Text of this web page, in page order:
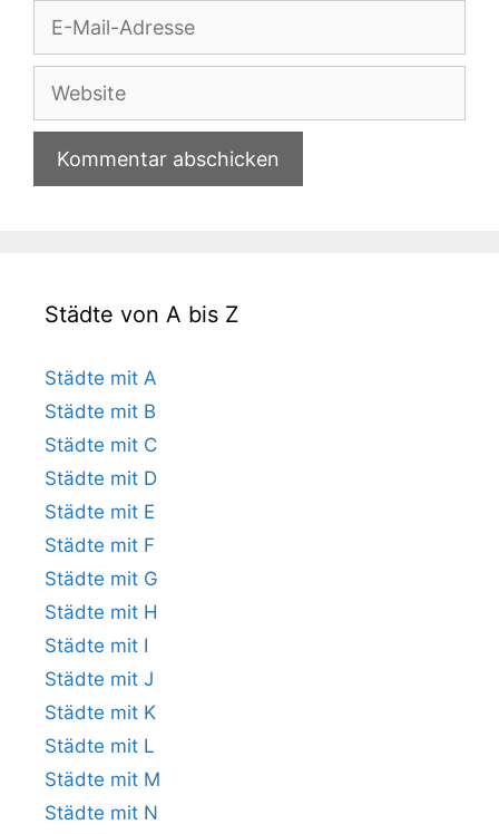
Adresse
Website
Städte von A bis Z
Städte mit A
Städte mit B
Städte mit C
Städte mit D
Städte mit E
Städte mit F
Städte mit G
Städte mit H
Städte mit I
Städte mit J
Städte mit K
Städte mit L
Städte mit M
Städte mit N